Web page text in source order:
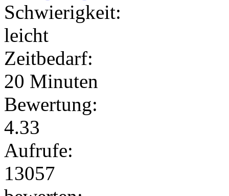
Schwierigkeit:
leicht
Zeitbedarf:
20 Minuten
Bewertung:
4.33
Aufrufe:
13057